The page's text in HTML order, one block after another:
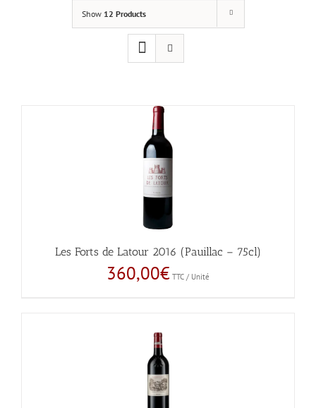
Show 12 Products
Les Forts de Latour 2016 (Pauillac – 75cl)
360,00€ TTC / Unité